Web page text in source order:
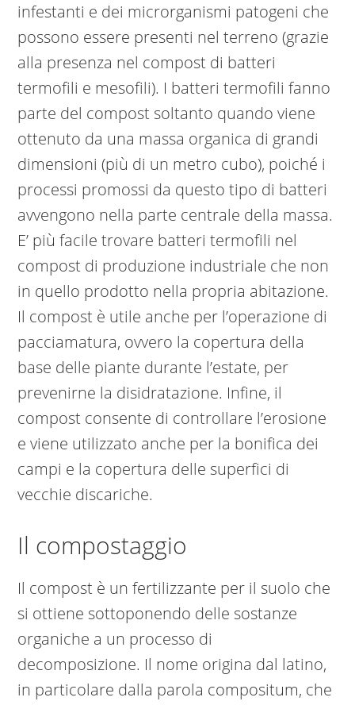
infestanti e dei microrganismi patogeni che
possono essere presenti nel terreno (grazie
alla presenza nel compost di batteri
termofili e mesofili). I batteri termofili fanno
parte del compost soltanto quando viene
ottenuto da una massa organica di grandi
dimensioni (più di un metro cubo), poiché i
processi promossi da questo tipo di batteri
avvengono nella parte centrale della massa.
E’ più facile trovare batteri termofili nel
compost di produzione industriale che non
in quello prodotto nella propria abitazione.
Il compost è utile anche per l’operazione di
pacciamatura, ovvero la copertura della
base delle piante durante l’estate, per
prevenirne la disidratazione. Infine, il
compost consente di controllare l’erosione
e viene utilizzato anche per la bonifica dei
campi e la copertura delle superfici di
vecchie discariche.
Il compostaggio
Il compost è un fertilizzante per il suolo che
si ottiene sottoponendo delle sostanze
organiche a un processo di
decomposizione. Il nome origina dal latino,
in particolare dalla parola compositum, che